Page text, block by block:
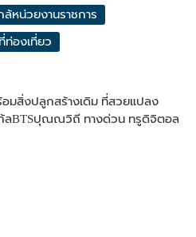
ล้หน่วยงานราชการ
ท่องเที่ยว
มสิ่งปลูกสร้างเดิม ที่สวยแปลง
ก้ลBTSปุณณวิถี ทางด่วน ทรูดิจิตอล